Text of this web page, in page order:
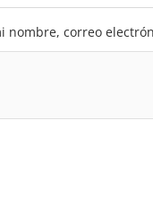
nombre, correo